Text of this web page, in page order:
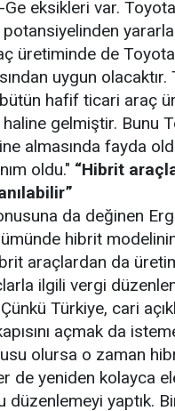
eksikleri var.
üretiminde de
uygun
hafif ticari araç
gelmiştir. Bunu
almasında fayda
oldu." “Hibrit
da değinen
hibrit
araçlardan da
ilgili vergi
Türkiye, cari
açmak da
olursa o zaman
de yeniden kolayca
yaptık.